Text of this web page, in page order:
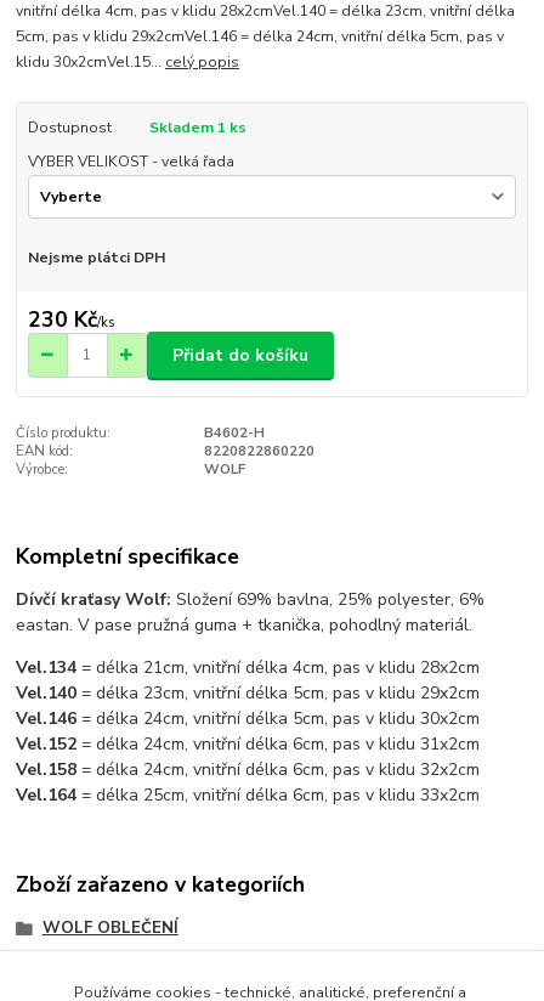
vnitřní délka 4cm, pas v klidu 28x2cmVel.140 = délka 23cm, vnitřní délka
5cm, pas v klidu 29x2cmVel.146 = délka 24cm, vnitřní délka 5cm, pas v
klidu 30x2cmVel.15... celý popis
Dostupnost
Skladem 1 ks
VYBER VELIKOST - velká řada
Nejsme plátci DPH
230 Kč/ks
Přidat do košíku
Číslo produktu:
B4602-H
EAN kód:
8220822860220
Výrobce:
WOLF
Kompletní specifikace
Dívčí kraťasy Wolf:Složení 69% bavlna, 25% polyester, 6%
eastan. V pase pružná guma + tkanička, pohodlný materiál.
Vel.134= délka 21cm, vnitřní délka 4cm, pas v klidu 28x2cm
Vel.140= délka 23cm, vnitřní délka 5cm, pas v klidu 29x2cm
Vel.146= délka 24cm, vnitřní délka 5cm, pas v klidu 30x2cm
Vel.152= délka 24cm, vnitřní délka 6cm, pas v klidu 31x2cm
Vel.158= délka 24cm, vnitřní délka 6cm, pas v klidu 32x2cm
Vel.164 = délka 25cm, vnitřní délka 6cm, pas v klidu 33x2cm
Zboží zařazeno v kategoriích
WOLF OBLEČENÍ
Používáme cookies - technické, analitické, preferenční a